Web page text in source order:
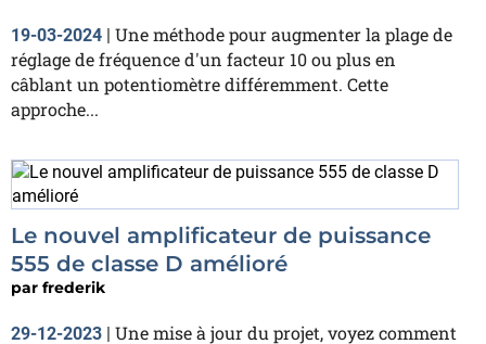
19-03-2024 | Une méthode pour augmenter la plage de
réglage de fréquence d'un facteur 10 ou plus en
câblant un potentiomètre différemment. Cette
approche...
Le nouvel amplificateur de puissance
555 de classe D amélioré
par frederik
29-12-2023 | Une mise à jour du projet, voyez comment